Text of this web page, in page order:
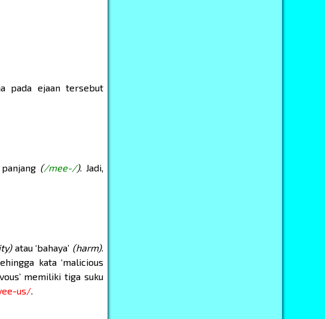
pada ejaan tersebut
(/mee-/). Jadi,
atau ‘bahaya’ (harm).
kata ‘malicious
memiliki tiga suku
us/.